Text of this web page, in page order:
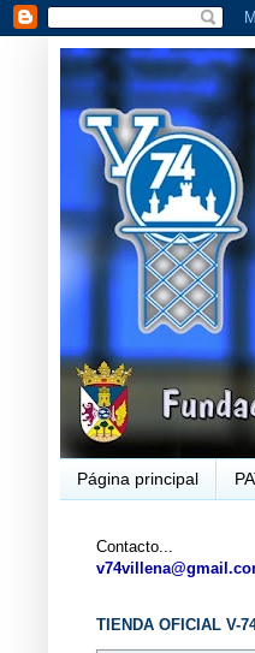
Página principal
Contacto...
TIENDA OFICIAL V-